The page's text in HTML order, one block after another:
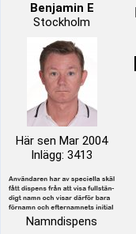
Benjamin E
Stockholm
Här sen Mar 2004
Inlägg: 3413
Namndispens